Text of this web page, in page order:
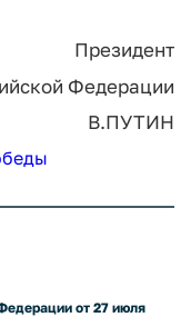
Президент
Федерации
В.ПУТИН
от 27 июля